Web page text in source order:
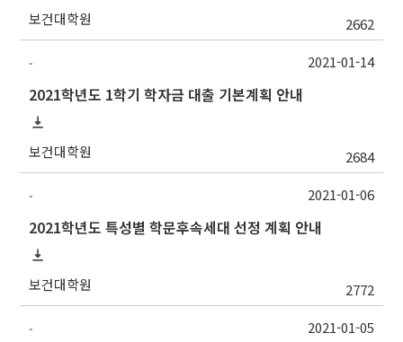
보건대학원 2662
-
2021학년도 1학기 학자금 대출 기본계획 안내
보건대학원 2684
2021-01-14
-
2021학년도 특성별 학문후속세대 선정 계획 안내
보건대학원 2772
2021-01-06
- 2021-01-05